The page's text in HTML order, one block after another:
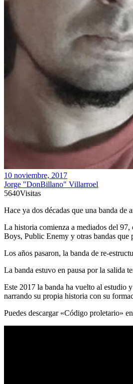
10 noviembre, 2017
Jorge "DonBillano" Villarroel
5640Visitas
Hace ya dos décadas que una banda
La historia comienza a mediados del
Boys, Public Enemy y otras bandas
Los años pasaron, la banda de re-
La banda estuvo en pausa por la salida
Este 2017 la banda ha vuelto al estudio
narrando su propia historia con su
Puedes descargar «Código proletario» en